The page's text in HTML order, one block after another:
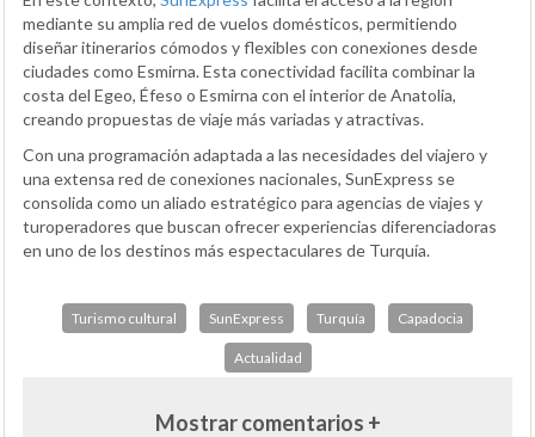
mediante su amplia red de vuelos domésticos, permitiendo
diseñar itinerarios cómodos y flexibles con conexiones desde
ciudades como Esmirna. Esta conectividad facilita combinar la
costa del Egeo, Éfeso o Esmirna con el interior de Anatolia,
creando propuestas de viaje más variadas y atractivas.
Con una programación adaptada a las necesidades del viajero y
una extensa red de conexiones nacionales, SunExpress se
consolida como un aliado estratégico para agencias de viajes y
turoperadores que buscan ofrecer experiencias diferenciadoras
en uno de los destinos más espectaculares de Turquía.
Turismo cultural SunExpress Turquía Capadocia
Actualidad
Mostrar comentarios +